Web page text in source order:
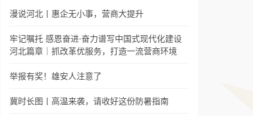
漫说河北丨惠企无小事，营商大提升
牢记嘱托 感恩奋进·奋力谱写中国式现代化建设
河北篇章｜抓改革优服务，打造一流营商环境
举报有奖！雄安人注意了
冀时长图丨高温来袭，请收好这份防暑指南